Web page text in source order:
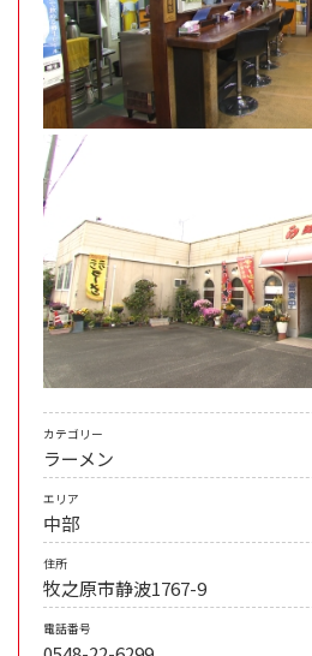
カテゴリー
ラーメン
エリア
中部
住所
牧之原市静波1767-9
電話番号